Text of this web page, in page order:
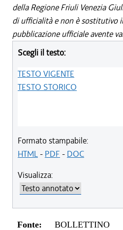
della Regione Friuli Venezia
di ufficialità e non è sostitutivo
pubblicazione ufficiale avente
Scegli il testo:
TESTO VIGENTE
TESTO STORICO
Formato stampabile:
HTML- PDF - DOC
Visualizza:
Fonte: